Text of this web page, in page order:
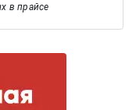
в прайсе